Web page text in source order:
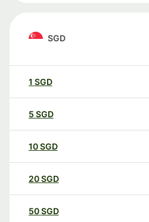
SGD
1 SGD
5 SGD
10SGD
20SGD
50SGD